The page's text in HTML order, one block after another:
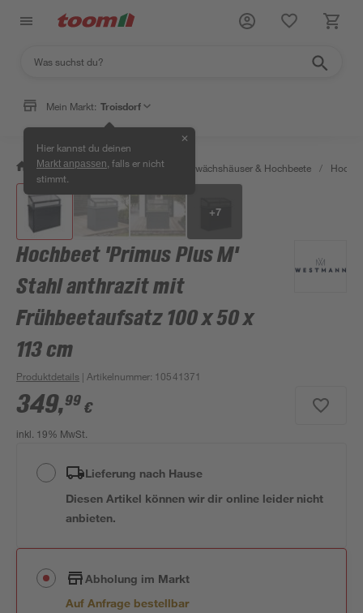
Mein Markt: Troisdorf
Hier kannst du deinen
Markt anpassen , falls er nicht
stimmt.
✕
/ Garten & Freizeit / Anzucht, Gewächshäuser & Hochbeete /
+7
Hochbeet 'Primus Plus M'
Stahl anthrazit mit
Frühbeetaufsatz 100 x 50 x
113 cm
Produktdetails | Artikelnummer: 10541371
349,99 €
inkl. 19% MwSt.
Lieferung nach Hause
Diesen Artikel können wir dir online leider nicht
anbieten.
Abholung im Markt
Auf Anfrage bestellbar